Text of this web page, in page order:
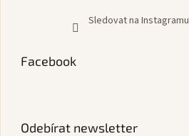
Sledovat na Instagramu
Facebook
Odebírat newsletter